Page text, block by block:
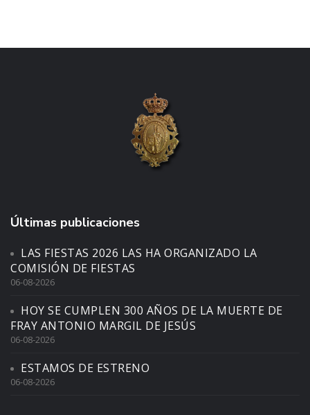
Últimas publicaciones
LAS FIESTAS 2026 LAS HA ORGANIZADO LA
COMISIÓN DE FIESTAS
06-08-2026
HOY SE CUMPLEN 300 AÑOS DE LA MUERTE DE
FRAY ANTONIO MARGIL DE JESÚS
06-08-2026
ESTAMOS DE ESTRENO
06-08-2026